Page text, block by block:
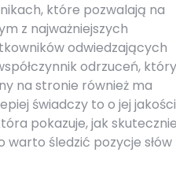
które pozwalają na
z najważniejszych
odwiedzających
odrzuceń, który
na stronie również ma
świadczy to o jej
pokazuje, jak skutecznie
śledzić pozycje słów